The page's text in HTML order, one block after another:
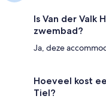
Is Van der Valk
zwembad?
Ja, deze
Hoeveel kost
Tiel?